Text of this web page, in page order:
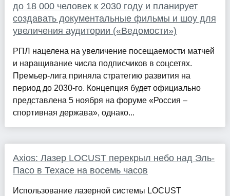
до 18 000 человек к 2030 году и планирует
создавать документальные фильмы и шоу для
увеличения аудитории («Ведомости»)
РПЛ нацелена на увеличение посещаемости матчей
и наращивание числа подписчиков в соцсетях.
Премьер-лига приняла стратегию развития на
период до 2030-го. Концепция будет официально
представлена 5 ноября на форуме «Россия –
спортивная держава», однако...
Axios: Лазер LOCUST перекрыл небо над Эль-
Пасо в Техасе на восемь часов
Использование лазерной системы LOCUST